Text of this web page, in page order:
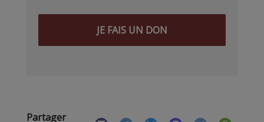
JE FAIS UN DON
Partager